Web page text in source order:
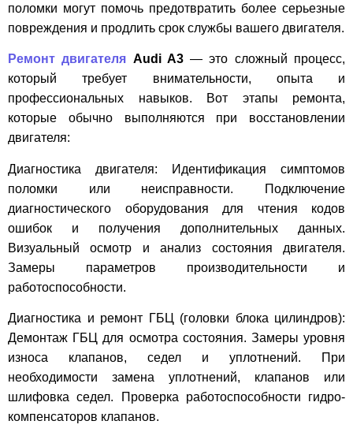
поломки могут помочь предотвратить более серьезные
повреждения и продлить срок службы вашего двигателя.
Ремонт двигателя Audi A3— это сложный процесс,
который требует внимательности, опыта и
профессиональных навыков. Вот этапы ремонта,
которые обычно выполняются при восстановлении
двигателя:
Диагностика двигателя: Идентификация симптомов
поломки или неисправности. Подключение
диагностического оборудования для чтения кодов
ошибок и получения дополнительных данных.
Визуальный осмотр и анализ состояния двигателя.
Замеры параметров производительности и
работоспособности.
Диагностика и ремонт ГБЦ (головки блока цилиндров):
Демонтаж ГБЦ для осмотра состояния. Замеры уровня
износа клапанов, седел и уплотнений. При
необходимости замена уплотнений, клапанов или
шлифовка седел. Проверка работоспособности гидро-
компенсаторов клапанов.